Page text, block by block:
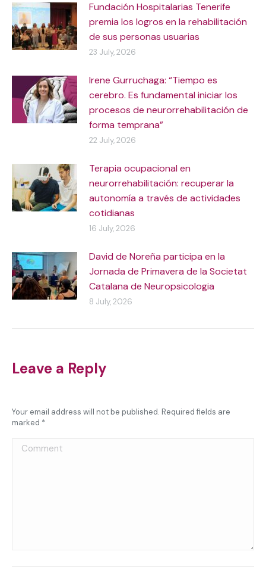
Fundación Hospitalarias Tenerife
premia los logros en la rehabilitación
de sus personas usuarias
23 July, 2026
Irene Gurruchaga: “Tiempo es
cerebro. Es fundamental iniciar los
procesos de neurorrehabilitación de
forma temprana”
22 July, 2026
Terapia ocupacional en
neurorrehabilitación: recuperar la
autonomía a través de actividades
cotidianas
16 July, 2026
David de Noreña participa en la
Jornada de Primavera de la Societat
Catalana de Neuropsicologia
8 July, 2026
Leave a Reply
Your email address will not be published. Required fields are
marked *
Comment